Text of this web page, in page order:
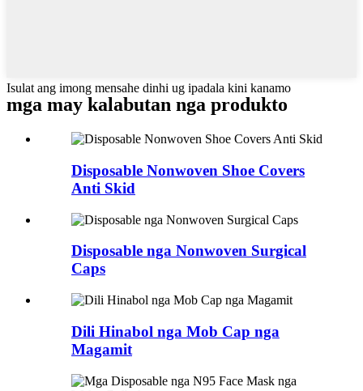
Isulat ang imong mensahe dinhi ug ipadala kini kanamo
mga may kalabutan nga produkto
Disposable Nonwoven Shoe Covers
Anti Skid
Disposable nga Nonwoven Surgical
Caps
Dili Hinabol nga Mob Cap nga
Magamit